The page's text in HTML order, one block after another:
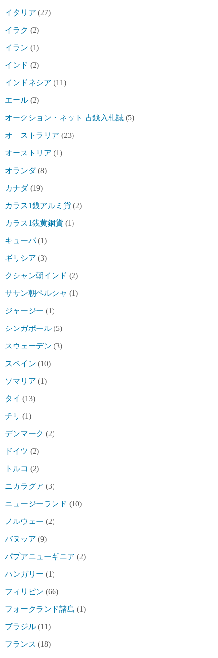
イタリア (27)
イラク (2)
イラン (1)
インド (2)
インドネシア (11)
エール (2)
オークション・ネット 古銭入札誌 (5)
オーストラリア (23)
オーストリア (1)
オランダ(8)
カナダ(19)
カラス1銭アルミ貨 (2)
カラス1銭黄銅貨 (1)
キューバ(1)
ギリシア (3)
クシャン朝インド (2)
ササン朝ペルシャ (1)
ジャージー (1)
シンガポール (5)
スウェーデン (3)
スペイン (10)
ソマリア (1)
タイ (13)
チリ (1)
デンマーク (2)
ドイツ (2)
トルコ (2)
ニカラグア (3)
ニュージーランド (10)
ノルウェー (2)
バヌッア (9)
パプアニューギニア (2)
ハンガリー (1)
フィリピン (66)
フォークランド諸島 (1)
ブラジル (11)
フランス (18)